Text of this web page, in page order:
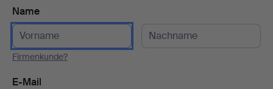
Name
Firmenkunde?
E-Mail